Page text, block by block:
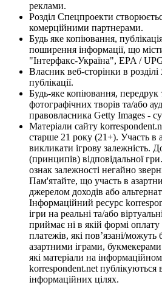
реклами.
Розділ Спецпроекти
комерційними партнерами.
Будь яке копіювання,
поширення інформації, що
"Інтерфакс-Україна", EPA /
Власник веб-сторінки в
публікації.
Будь-яке копіювання, передрук
фотографічних творів та/або
правовласника Getty Images -
Матеріали сайту
старше 21 року (21+). Участь в
викликати ігрову залежність.
(принципів) відповідальної
ознак залежності негайно
Пам'ятайте, що участь в
джерелом доходів або
Інформаційний ресурс
ігри на реальні та/або
приймає ні в якій формі
платежів, які пов’язані/можуть
азартними іграми,
які матеріали на
korrespondent.net публікуються
інформаційних цілях.